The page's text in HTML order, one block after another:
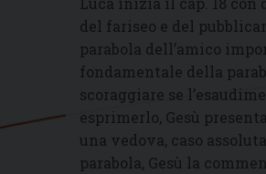
del fariseo e del
parabola dell’amico
fondamentale della
scoraggiare se
esprimerlo, Gesù
una vedova, caso
parabola, Gesù la